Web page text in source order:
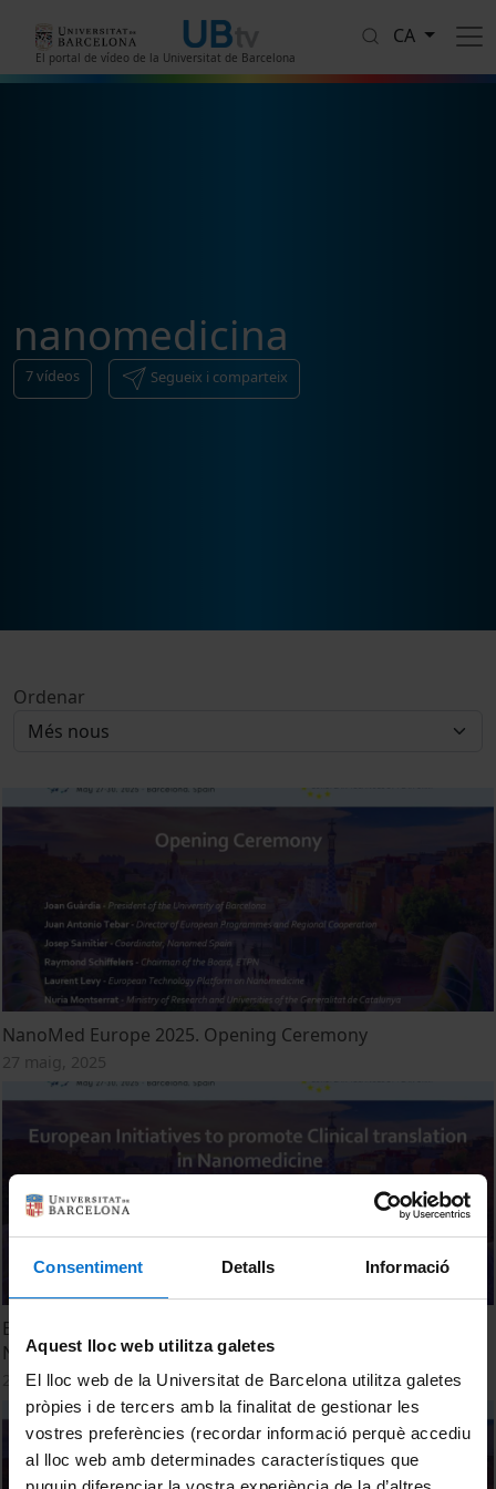
Consentiment Detalls Informació
Aquest lloc web utilitza galetes
El lloc web de la Universitat de Barcelona utilitza galetes
pròpies i de tercers amb la finalitat de gestionar les
vostres preferències (recordar informació perquè accediu
al lloc web amb determinades característiques que
El portal de vídeo de la Universitat de Barcelona
CA
nanomedicina
7vídeos Segueix i comparteix
Ordenar
NanoMed Europe 2025. Opening Ceremony
27 maig, 2025
European Initiatives to promote Clinical translation in
Nanomedicine
27 maig, 2025